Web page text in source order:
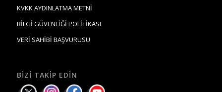
KVKK AYDINLATMA METNİ
BİLGİ GÜVENLİĞİ POLİTİKASI
VERİ SAHİBİ BAŞVURUSU
BIZI TAKIP EDIN